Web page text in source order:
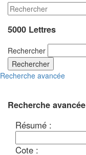
5000 Lettres
Rechercher
Rechercher
Recherche avancée
Recherche avancée
Résumé :
Cote :